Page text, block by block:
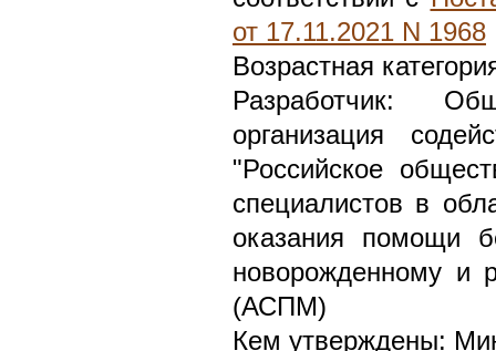
от 17.11.2021 N 1968
Возрастная
Разработчик:
организация
"Российское
специалистов в
оказания помощи
новорожденному и
(АСПМ)
Кем утверждены: